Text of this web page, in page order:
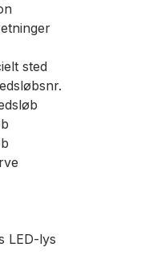
sted
LED-lys